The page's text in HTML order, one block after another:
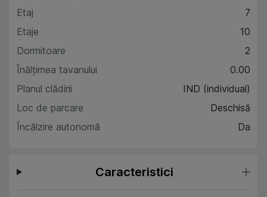
Etaj
7
Etaje
10
Dormitoare
2
Înălțimea tavanului
0.00
Planul clădirii
IND (individual)
Loc de parcare
Deschisă
Încălzire autonomă
Da
Caracteristici